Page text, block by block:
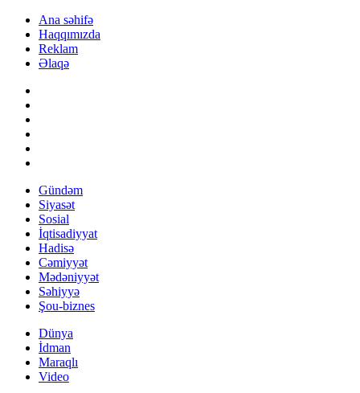
Ana səhifə
Haqqımızda
Reklam
Əlaqə
Gündəm
Siyasət
Sosial
İqtisadiyyat
Hadisə
Cəmiyyət
Mədəniyyət
Səhiyyə
Şou-biznes
Dünya
İdman
Maraqlı
Video